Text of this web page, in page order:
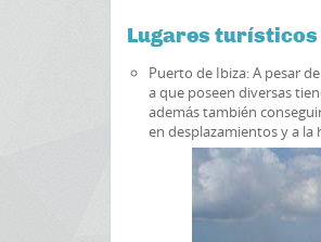
Lugares turísticos
Puerto de Ibiza: A pesar
a que poseen diversas
además también
en desplazamientos y a